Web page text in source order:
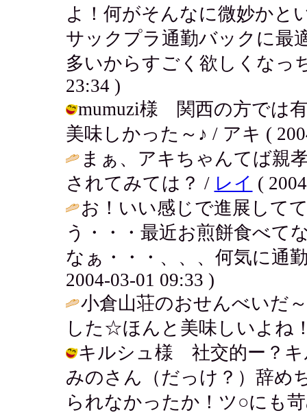
よ！何がそんなに微妙か
サックプラ通勤バックに最
多いからすごく欲しくなっ
23:34 )
mumuzi様 関西の方では
美味しかった～♪ / アキ (
まぁ、アキちゃんてば親
されてみては？ / レイ (
お！いい感じで進展して
う・・・最近お煎餅食べて
なぁ・・・、、、何気に通
2004-03-01 09:33 )
小倉山荘のおせんべいだ
した☆ほんと美味しいよね
キルシュ様 社交的ー？キ
みのさん（だっけ？）辞め
られなかったか！ツ○にも